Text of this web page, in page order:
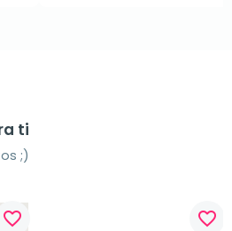
ti
;)
favorite_border favorite_border